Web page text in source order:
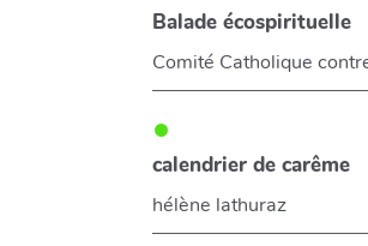
Balade écospirituelle
Comité Catholique
calendrier de carême
hélène lathuraz